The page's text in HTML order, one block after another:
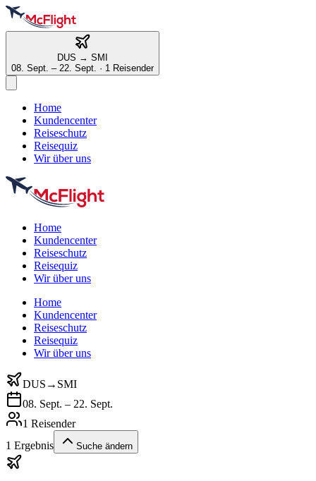
DUS → SMI
08. Sept. – 22. Sept. · 1 Reisender
Home
Kundencenter
Reiseschutz
Reisequiz
Wir über uns
Home
Kundencenter
Reiseschutz
Reisequiz
Wir über uns
Home
Kundencenter
Reiseschutz
Reisequiz
Wir über uns
DUS → SMI
08. Sept. – 22. Sept.
1 Reisender
1 Ergebnis Suche ändern